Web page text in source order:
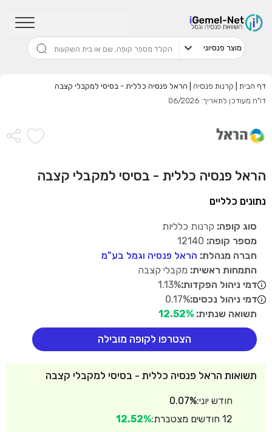
דף הבית קרנות פנסיה
הראל פנסיה כללית - בסיסי למקבלי קצבה
דו"ח מעודכן לתאריך: 06/2026
הראל פנסיה כללית - בסיסי למקבלי קצבה
נתונים כלליים
סוג קופה: קרנות כלליות
מספר קופה:
חברה מנהלת: הראל פנסיה וגמל בע"מ
התמחות ראשית: מקבלי קצבה
דמי ניהול הפקדות:1.13%
דמי ניהול נכסים:0.17%
תשואה שנתית: 12.52%
הצטרפו לקופה מובילה
תשואות הראל פנסיה כללית - בסיסי למקבלי קצבה
חודש יוני:0.07%
12 חודשים מצטברת:
12.52%
שדרגו למסלול המוביל בתשואה בליווי
מתכנן פיננסי (ללא עלות), השאירו פרטים:
התחל בבדיקה חינם
אני מאשר שקראתי ומסכים